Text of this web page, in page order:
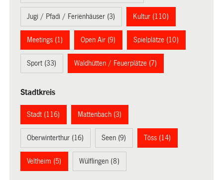
Jugi / Pfadi / Ferienhäuser (3) Kultur (110)
Meetings (1) Open Air (9) Spielplätze (10)
Sport (33) Waldhütten / Feuerplätze (7)
Stadtkreis
Stadt (116) Mattenbach (3)
Oberwinterthur (16) Seen (9) Töss (14)
Veltheim (5) Wülflingen (8)